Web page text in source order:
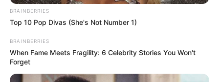
BRAINBERRIES
Top 10 Pop Divas (She's Not Number 1)
BRAINBERRIES
When Fame Meets Fragility: 6 Celebrity Stories You Won't
Forget